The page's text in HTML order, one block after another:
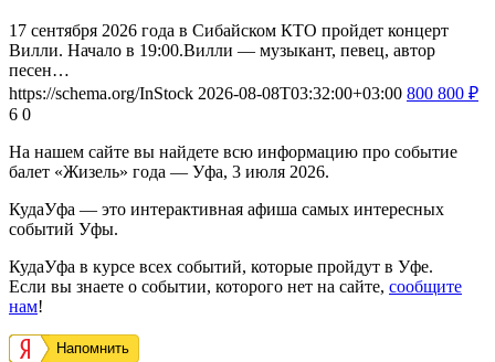
17 сентября 2026 года в Сибайском КТО пройдет концерт
Вилли. Начало в 19:00.Вилли — музыкант, певец, автор
песен…
https://schema.org/InStock 2026-08-08T03:32:00+03:00 800 800 ₽
6 0
На нашем сайте вы найдете всю информацию про событие
балет «Жизель» года — Уфа, 3 июля 2026.
КудаУфа — это интерактивная афиша самых интересных
событий Уфы.
КудаУфа в курсе всех событий, которые пройдут в Уфе.
Если вы знаете о событии, которого нет на сайте, сообщите
нам!
Напомнить